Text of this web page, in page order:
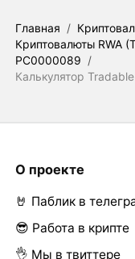
Главная /
Криптовалюты RWA
PC0000089 /
Калькулятор
О проекте
🤘 Паблик в
😎 Работа в крипте
👌 Мы в твиттере